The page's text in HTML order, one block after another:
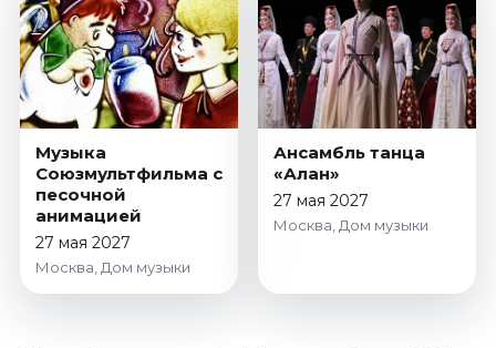
Январь 2027
Стендап
Август 2026
Сентябрь 2026
Октябрь 2026
Ноябрь 2026
Декабрь 2026
Выставки
Музыка
Союзмультфильма с
песочной
анимацией
27 мая 2027
Москва, Дом музыки
Ансамбль танца
«Алан»
27 мая 2027
Москва, Дом музыки